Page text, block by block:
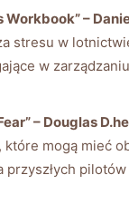
Workbook” –
‌stresu w
w
– Douglas⁣
które mogą mieć
przyszłych